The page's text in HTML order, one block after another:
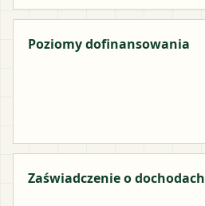
Poziomy dofinansowania
Zaświadczenie o dochodach